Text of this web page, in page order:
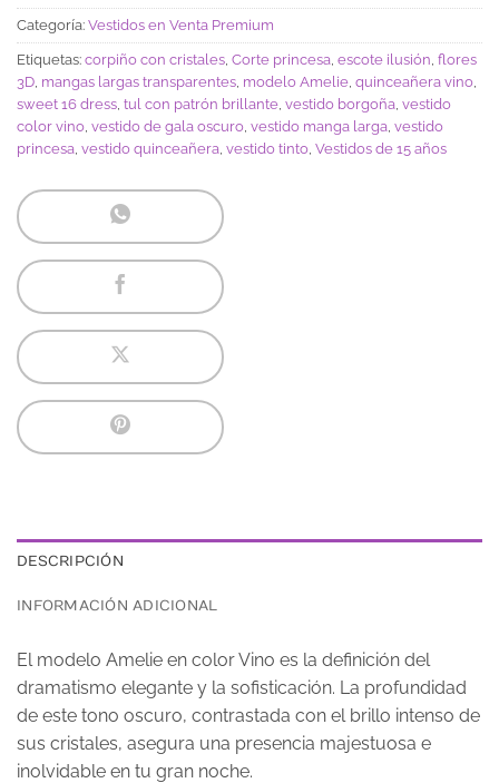
Categoría: Vestidos en Venta Premium
Etiquetas: corpiño con cristales Corte princesa escote ilusión flores
3D mangas largas transparentes modelo Amelie quinceañera vino
sweet 16 dress tul con patrón brillante vestido borgoña vestido
color vino vestido de gala oscuro vestido manga larga vestido
princesa vestido quinceañera vestido tinto Vestidos de 15 años
DESCRIPCIÓN
INFORMACIÓN ADICIONAL
El modelo Amelie en color Vino es la definición del
dramatismo elegante y la sofisticación. La profundidad
de este tono oscuro, contrastada con el brillo intenso de
sus cristales, asegura una presencia majestuosa e
inolvidable en tu gran noche.